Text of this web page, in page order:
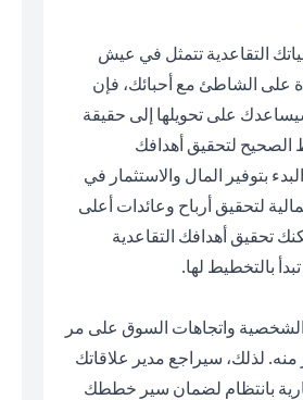
التقاعدية تتمثل في عيش
الشاطئ مع أحبائك، فإن
على تحويلها إلى حقيقة
لتحقيق أهدافك
بتوفير المال والاستثمار في
أرباح وعائدات أعلى
أهدافك التقاعدية
لها.
واتجاهات السوق على مر
لذلك، سيراجع مدير علاقاتك
بانتظام لضمان سير خططك